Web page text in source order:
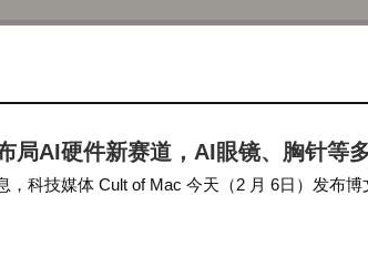
人/自动驾驶方向）跳槽薪资涨幅达30%
资涨幅预计为12%，研发负责人、业
最高为5000万元。消费品与零售行业
境内与跨境电子商务总监/总经理薪资
局AI硬件新赛道，AI眼镜、胸针等
，科技媒体 Cult of Mac 今天（2 月 6日）发布
）首次确认，正积极筹备一系列由 …